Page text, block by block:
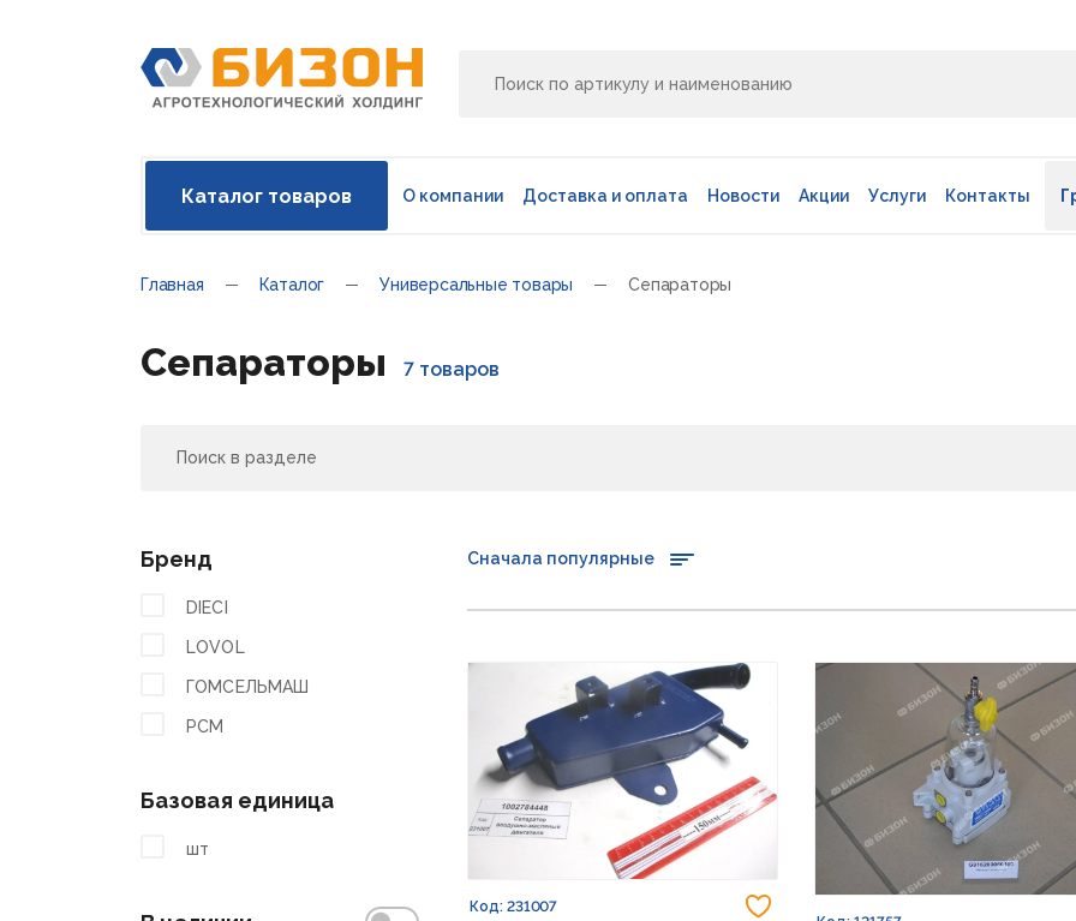
Каталог товаров О компании Доставка и оплата Новости Акции Услуги Контакты
Главная Каталог Универсальные товары Сепараторы
Сепараторы 7 товаров
Бренд
DIECI
LOVOL
ГОМСЕЛЬМАШ
РСМ
Базовая единица
шт
Сначала популярные
Код: 231007